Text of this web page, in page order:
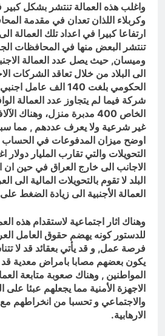
واغلب هذه العمالة تنتشر بشكل
وكربلاء اللذان تعدان في مقدمة
ارتفاعا كبيرا في اعداد تلك العمالة
تنتشر البعض منها في المحافظات
وميسان, حيث يصل عدد العمالة
الى البلاد من خلال تعاقد الشركات
شركة فيما لم يتجاوز عدد العمالة
الخاص 400 مدبرة منزل،
غير شرعية ولا يعرف عددهم , مما
اوضح ميزان المدفوعات في الحساب
التحويلات والتي تقارب المليار دولار
الاجانب الى خارج العراق في حين ان
البلد لا تقوم بالتحويلات المالية الى
العمالة الأجنبية الى زيادة الضغط
وهناك اثار اجتماعية لاستقدام هذه
للدستور كونه يهضم حقوق العامل
فرصة عمل, و قد يأتي بعقائد قد لا
يكون بعضهم مصابا بامراض معدية
المواطنين , وهناك صعوبة متابعة
الاجهزة الأمنية مما يجعلهم عبئا على
والاجتماعي و تحسبا من انخراطهم
الارهابية.